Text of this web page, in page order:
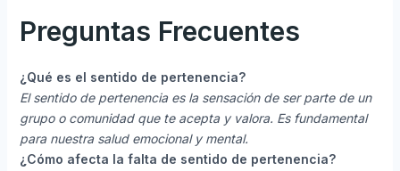
Preguntas Frecuentes
¿Qué es el sentido de pertenencia?
El sentido de pertenencia es la sensación de ser parte de un
grupo o comunidad que te acepta y valora. Es fundamental
para nuestra salud emocional y mental.
¿Cómo afecta la falta de sentido de pertenencia?